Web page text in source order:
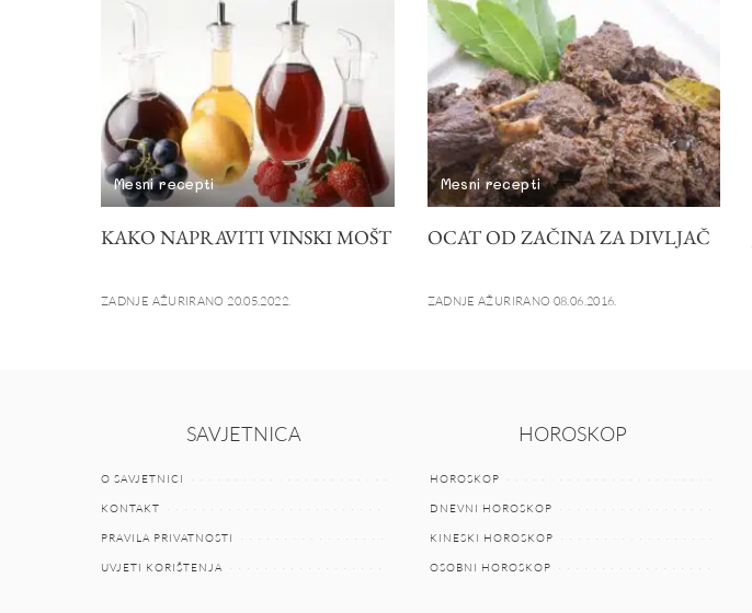
Mesni recepti
KAKO NAPRAVITI VINSKI MOŠT
ZADNJE AŽURIRANO 20.05.2022.
Mesni recepti
OCAT OD ZAČINA ZA DIVLJAČ
ZADNJE AŽURIRANO 08.06.2016.
SAVJETNICA
O SAVJETNICI
KONTAKT
PRAVILA PRIVATNOSTI
UVJETI KORIŠTENJA
HOROSKOP
HOROSKOP
DNEVNI HOROSKOP
KINESKI HOROSKOP
OSOBNI HOROSKOP